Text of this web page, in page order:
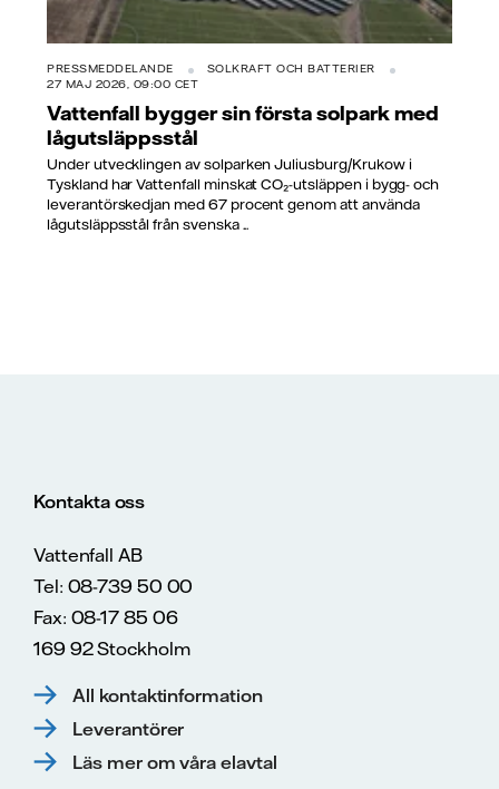
PRESSMEDDELANDE
SOLKRAFT OCH BATTERIER
27 MAJ 2026, 09:00 CET
Vattenfall bygger sin första solpark med
lågutsläppsstål
Under utvecklingen av solparken Juliusburg/Krukow i
Tyskland har Vattenfall minskat CO₂-utsläppen i bygg- och
leverantörskedjan med 67 procent genom att använda
lågutsläppsstål från svenska ...
Kontakta oss
Vattenfall AB
Tel: 08-739 50 00
Fax: 08-17 85 06
169 92 Stockholm
All kontaktinformation
Leverantörer
Läs mer om våra elavtal